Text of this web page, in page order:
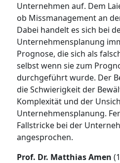
Unternehmen auf. Dem
ob Missmanagement an
Dabei handelt es sich bei
Unternehmensplanung
Prognose, die sich als
selbst wenn sie zum
durchgeführt wurde. Der
die Schwierigkeit der
Komplexität und der
Unternehmensplanung.
Fallstricke bei der
angesprochen.
Prof. Dr. Matthias Amen